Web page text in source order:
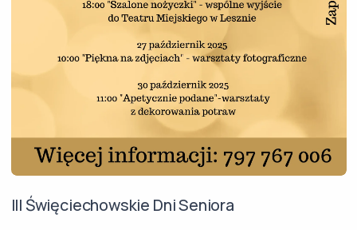
III Święciechowskie Dni Seniora